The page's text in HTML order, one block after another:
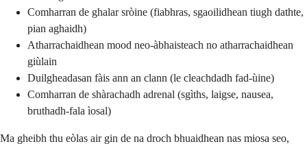
Comharran de ghalar sròine (fiabhras, sgaoilidhean tiugh dathte,
pian aghaidh)
Atharrachaidhean mood neo-àbhaisteach no atharrachaidhean
giùlain
Duilgheadasan fàis ann an clann (le cleachdadh fad-ùine)
Comharran de shàrachadh adrenal (sgìths, laigse, nausea,
bruthadh-fala ìosal)
Ma gheibh thu eòlas air gin de na droch bhuaidhean nas miosa seo,